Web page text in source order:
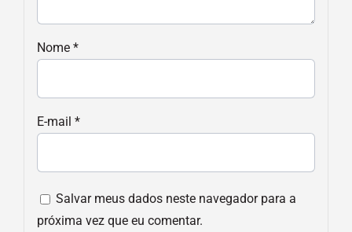
Nome *
E-mail *
Salvar meus dados neste navegador para a
próxima vez que eu comentar.